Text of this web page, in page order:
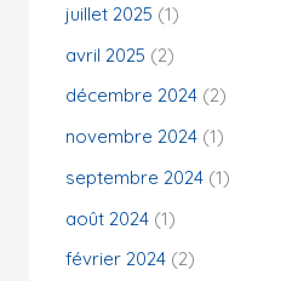
:
juillet 2025 (1)
avril 2025 (2)
décembre 2024 (2)
novembre 2024 (1)
septembre 2024 (1)
août 2024 (1)
février 2024 (2)